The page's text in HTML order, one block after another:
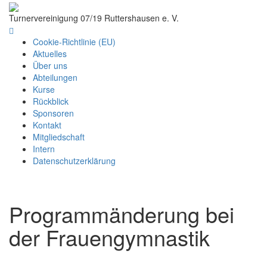
Turnervereinigung 07/19 Ruttershausen e. V.
Cookie-Richtlinie (EU)
Aktuelles
Über uns
Abteilungen
Kurse
Rückblick
Sponsoren
Kontakt
Mitgliedschaft
Intern
Datenschutzerklärung
Programmänderung bei
der Frauengymnastik